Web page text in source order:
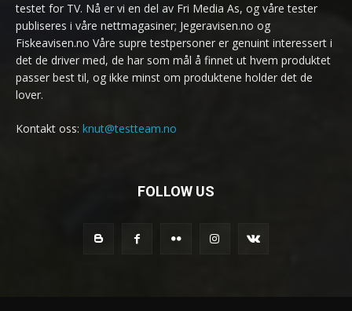
testet for TV. Nå er vi en del av Fri Media As, og våre tester
publiseres i våre nettmagasiner; Jegeravisen.no og
Fiskeavisen.no Våre supre testpersoner er genuint interessert i
det de driver med, de har som mål å finnet ut hvem produktet
passer best til, og ikke minst om produktene holder det de
lover.
Kontakt oss: knut@testteam.no
FOLLOW US